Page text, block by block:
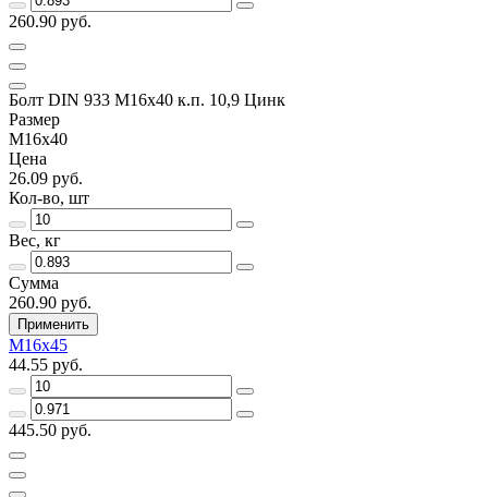
260.90 руб.
Болт DIN 933 М16х40 к.п. 10,9 Цинк
Размер
М16х40
Цена
26.09 руб.
Кол-во, шт
Вес, кг
Сумма
260.90 руб.
Применить
М16х45
44.55 руб.
445.50 руб.